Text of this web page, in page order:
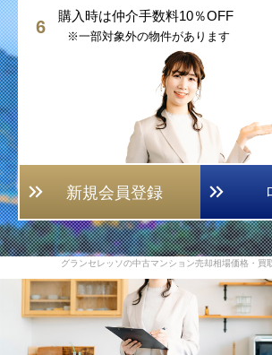
購入時は仲介手数料10％OFF
※一部対象外の物件があります
新規会員登録
グランセレッソの中古マンション売却相場価格・買